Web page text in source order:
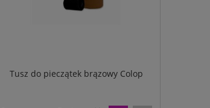
Tusz do pieczątek brązowy Colop